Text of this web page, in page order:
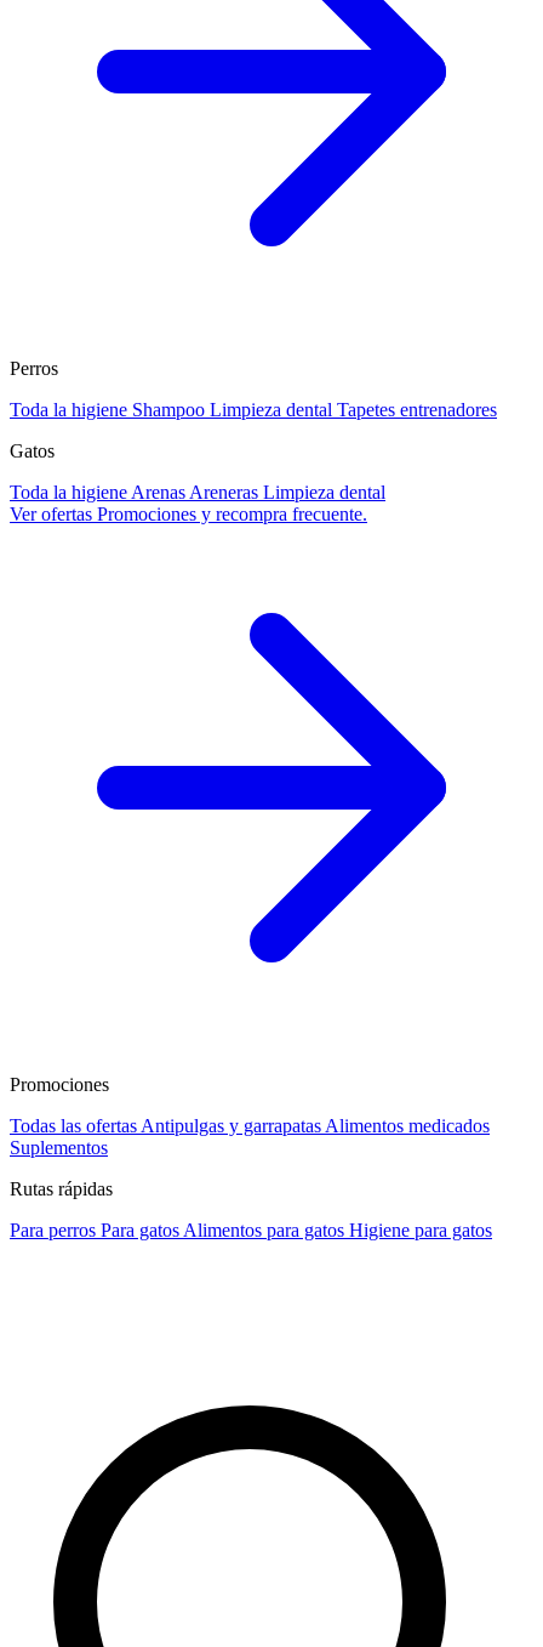
Perros
Toda la higiene Shampoo Limpieza dental Tapetes entrenadores
Gatos
Toda la higiene Arenas Areneras Limpieza dental
Ver ofertas Promociones y recompra frecuente.
Promociones
Todas las ofertas Antipulgas y garrapatas Alimentos medicados
Suplementos
Rutas rápidas
Para perros Para gatos Alimentos para gatos Higiene para gatos